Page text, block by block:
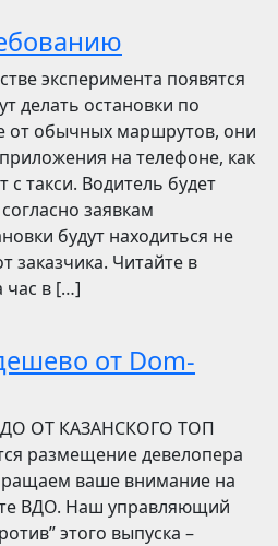
эксперимента появятся
делать остановки по
от обычных маршрутов, они
на телефоне, как
с такси. Водитель будет
заявкам
будут находиться не
заказчика. Читайте в
час в […]
от Dom-
ОТ КАЗАНСКОГО ТОП
размещение девелопера
ваше внимание на
ВДО. Наш управляющий
этого выпуска –